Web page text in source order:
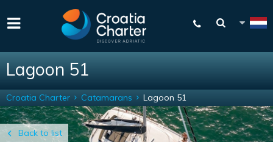
Lagoon 51
Back to list
Croatia Charter Catamarans Lagoon 51